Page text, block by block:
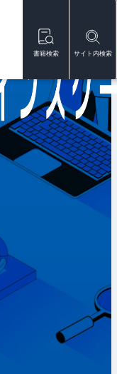
書籍検索 サイト内検索